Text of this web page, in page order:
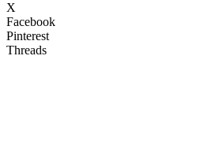
X
Facebook
Pinterest
Threads